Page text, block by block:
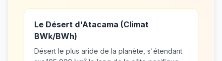
Le Désert d'Atacama (Climat
BWk/BWh)
Désert le plus aride de la planète, s'étendant